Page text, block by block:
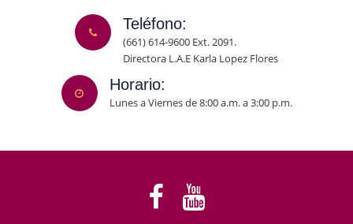
Teléfono:
(661) 614-9600 Ext. 2091.
Directora L.A.E Karla Lopez Flores
Horario:
Lunes a Viernes de 8:00 a.m. a 3:00 p.m.